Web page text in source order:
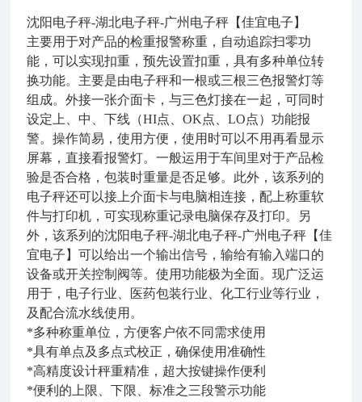
沈阳电子秤-湖北电子秤-广州电子秤【佳宜电子】
主要用于对产品的检重报警称重，自动追踪扫零功
能，可以实现扣重，预先设置扣重，具有多种单位转
换功能。主要是由电子秤和一根或三根三色报警灯等
组成。外接一张介面卡，与三色灯接在一起，可同时
设定上、中、下线（HI点、OK点、LO点）功能报
警。操作简易，使用方便，使用时可以不用再看显示
屏幕，直接看报警灯。一般运用于车间里对于产品检
验是否合格，包装时重量是否足够。此外，该系列的
电子秤还可以接上介面卡与电脑相连接，配上称重软
件与打印机，可实现称重记录电脑保存及打印。另
外，该系列的沈阳电子秤-湖北电子秤-广州电子秤【佳
宜电子】可以给出一个输出信号，输给有输入端口的
设备或开关控制阀等。使用功能极为全面。现广泛运
用于，电子行业、医药包装行业、化工行业等行业，
及配合流水线使用。
*多种称重单位，方便客户依不同需求使用
*具有单点及多点式校正，确保使用准确性
*高精度设计秤重精准，超大按键操作便利
*便利的上限、下限、标准之三段警示功能